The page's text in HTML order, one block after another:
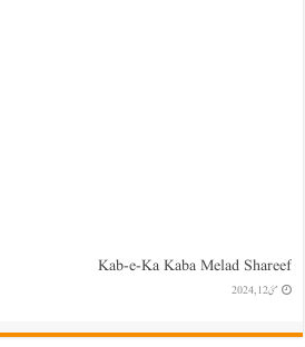
Kab-e-Ka Kaba Melad Shareef
مئی 12, 2024